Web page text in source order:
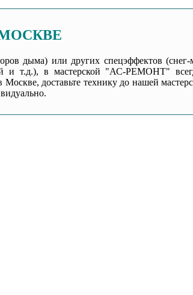
дыма) или других спецэффектов
и т.д.), в мастерской "АС-РЕМОНТ"
доставьте технику до нашей